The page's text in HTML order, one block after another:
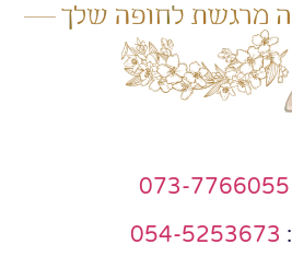
073-7766055
:
054-5253673